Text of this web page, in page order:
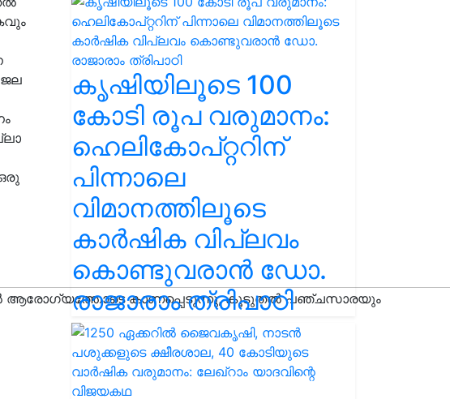
കൃഷിയിലൂടെ 100
കോടി രൂപ വരുമാനം:
ഹെലികോപ്റ്ററിന്
പിന്നാലെ
വിമാനത്തിലൂടെ
കാർഷിക വിപ്ലവം
കൊണ്ടുവരാൻ ഡോ.
രാജാരാം ത്രിപാഠി